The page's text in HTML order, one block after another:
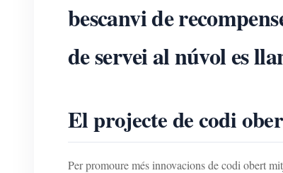
bescanvi de
de servei al núvol es
El projecte de codi
Per promoure més innovacions de codi obert